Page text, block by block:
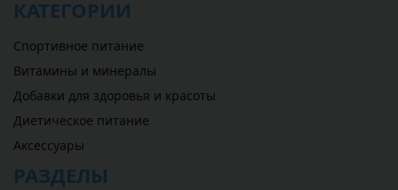
КАТЕГОРИИ
Спортивное питание
Витамины и минералы
Добавки для здоровья и красоты
Диетическое питание
Аксессуары
РАЗДЕЛЫ